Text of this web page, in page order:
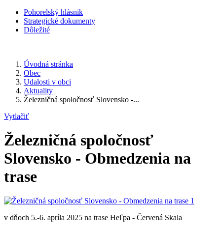
Pohorelský hlásnik
Strategické dokumenty
Dôležité
Úvodná stránka
Obec
Udalosti v obci
Aktuality
Železničná spoločnosť Slovensko -...
Vytlačiť
Železničná spoločnosť
Slovensko - Obmedzenia na
trase
v dňoch 5.-6. apríla 2025 na trase Heľpa - Červená Skala